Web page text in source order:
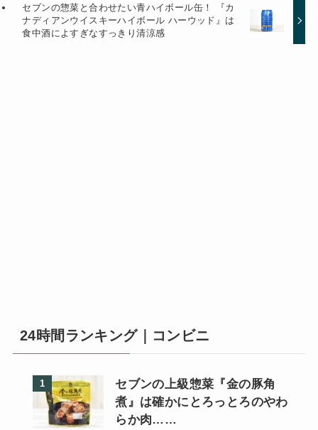
セブンの惣菜と合わせたい青ハイボール缶！ 『カ
ナディアンウイスキーハイボール ハーウッド』は
食中酒によすぎなすっきり清涼感
24時間ランキング｜コンビニ
セブンの上級惣菜『金の豚角
煮』は確かにとろっとろのやわ
らか肉……